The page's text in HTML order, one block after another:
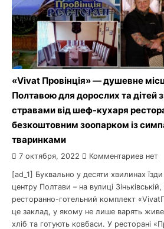
«Vivat Провінція» — душевне
Полтавою для дорослих та дітей
стравами від шеф-кухаря
безкоштовним зоопарком із
тваринками
7 октября, 2022 Комментариев нет
[ad_1] Буквально у десяти хвилинах
центру Полтави – на вулиці
ресторанно-готельний комплект
це заклад, у якому не лише варять живе
хліб та готують ковбаси. У ресторані